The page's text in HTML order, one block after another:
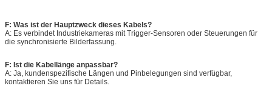
F: Was ist der Hauptzweck dieses Kabels?
A: Es verbindet Industriekameras mit Trigger-Sensoren oder Steuerungen für
die synchronisierte Bilderfassung.
F: Ist die Kabellänge anpassbar?
A: Ja, kundenspezifische Längen und Pinbelegungen sind verfügbar,
kontaktieren Sie uns für Details.